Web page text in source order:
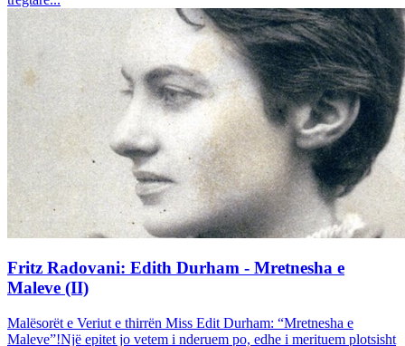
Fritz Radovani: Edith Durham - Mretnesha e
Maleve (II)
Malësorët e Veriut e thirrën Miss Edit Durham: “Mretnesha e
Maleve”!Një epitet jo vetem i nderuem po, edhe i merituem plotsisht